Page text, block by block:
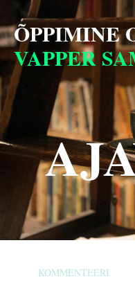
ÕPPIMINE
VAPPER
KOMMENTEERI